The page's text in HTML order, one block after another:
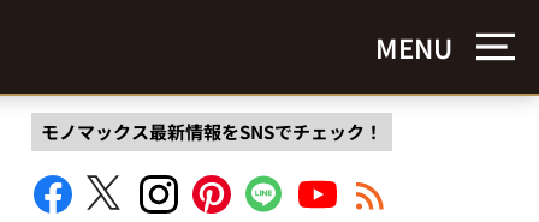
MENU
モノマックス最新情報をSNSでチェック！